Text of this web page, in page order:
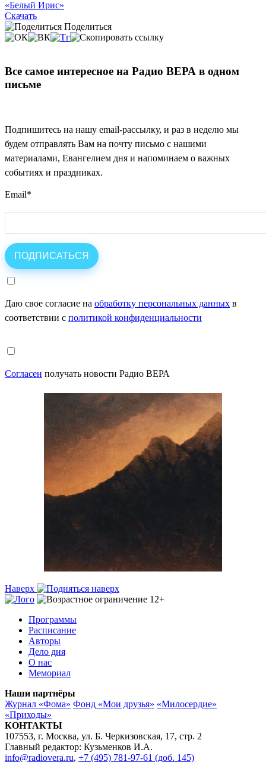
«Белый Ирис»
Скачать
Поделиться
Все самое интересное на Радио ВЕРА в одном
письме
Подпишитесь на нашу email-рассылку, и раз в неделю мы
будем отправлять Вам на почту письмо с нашими
материалами, Евангелием дня и напоминаем о важных
событиях и праздниках.
Email*
Даю свое согласие на обработку персональных данных в
соответствии с политикой конфиденциальности
Согласен получать новости Радио ВЕРА
Наверх
Программы
Расписание
Авторы
Дело дня
О нас
Мемориал
Наши партнёры
Журнал «Фома» Фонд «Мои друзья» «Милосердие»
«Приходы»
КОНТАКТЫ
107553, г. Москва, ул. Б. Черкизовская, 17, стр. 2
Главный редактор: Кузьменков И.А.
info@radiovera.ru, +7 (495) 781-97-61 (доб. 145)